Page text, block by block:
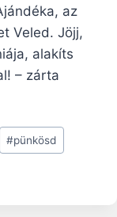
az
Veled. Jöjj,
alakíts
– zárta
#pünkösd